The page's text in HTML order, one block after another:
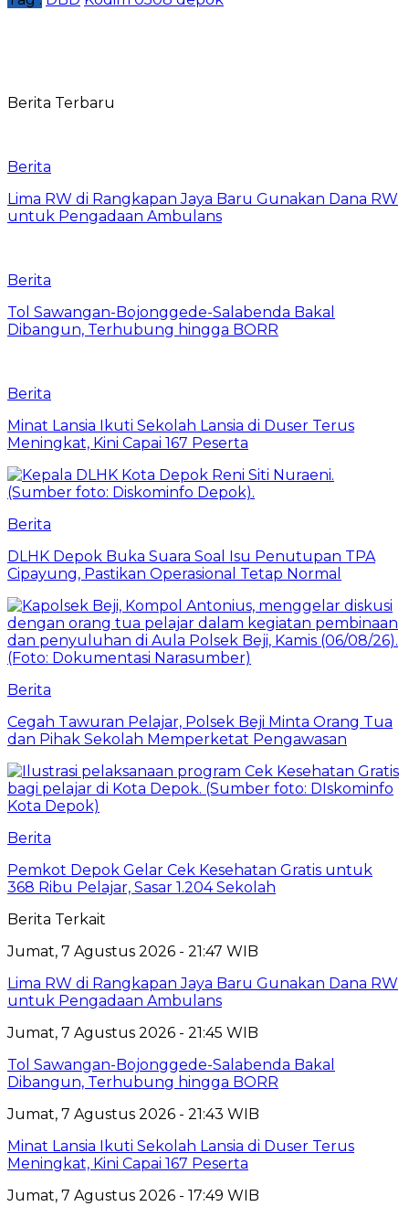
Berita Terbaru
Berita
Lima RW di Rangkapan Jaya Baru Gunakan Dana RW
untuk Pengadaan Ambulans
Berita
Tol Sawangan-Bojonggede-Salabenda Bakal
Dibangun, Terhubung hingga BORR
Berita
Minat Lansia Ikuti Sekolah Lansia di Duser Terus
Meningkat, Kini Capai 167 Peserta
Berita
DLHK Depok Buka Suara Soal Isu Penutupan TPA
Cipayung, Pastikan Operasional Tetap Normal
Berita
Cegah Tawuran Pelajar, Polsek Beji Minta Orang Tua
dan Pihak Sekolah Memperketat Pengawasan
Berita
Pemkot Depok Gelar Cek Kesehatan Gratis untuk
368 Ribu Pelajar, Sasar 1.204 Sekolah
Berita Terkait
Jumat, 7 Agustus 2026 - 21:47 WIB
Lima RW di Rangkapan Jaya Baru Gunakan Dana RW
untuk Pengadaan Ambulans
Jumat, 7 Agustus 2026 - 21:45 WIB
Tol Sawangan-Bojonggede-Salabenda Bakal
Dibangun, Terhubung hingga BORR
Jumat, 7 Agustus 2026 - 21:43 WIB
Minat Lansia Ikuti Sekolah Lansia di Duser Terus
Meningkat, Kini Capai 167 Peserta
Jumat, 7 Agustus 2026 - 17:49 WIB